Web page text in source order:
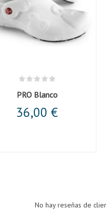
PRO Blanco
36,00 €
No hay reseñas de